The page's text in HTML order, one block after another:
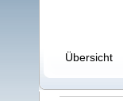
Übersicht